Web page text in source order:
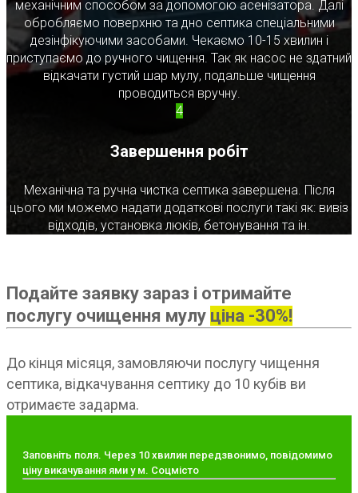
механічним способом за допомогою асенізатора. Далі
обробляємо поверхню та дно септика спеціальними
дезінфікуючими засобами. Чекаємо 10-15 хвилин і
приступаємо до ручного чищення. Так як насос не здатний
відкачати густий шар мулу, подальше чищення
проводиться вручну.
4
Завершення робіт
Механічна та ручна чистка септика завершена. Після
цього ми можемо надати додаткові послуги такі як: вивіз
відходів, установка люків, бетонування та ін.
Подайте заявку зараз і отримайте
послугу очищення мулу ціна -30%!
До кінця місяця, замовляючи послугу чищення
септика, відкачування септику до 10 кубів ви
отримаєте задарма.
Заповніть поля. Через 10 хвилин передзвонимо, повідомимо
ціну викачування ями у м. Соцмісто